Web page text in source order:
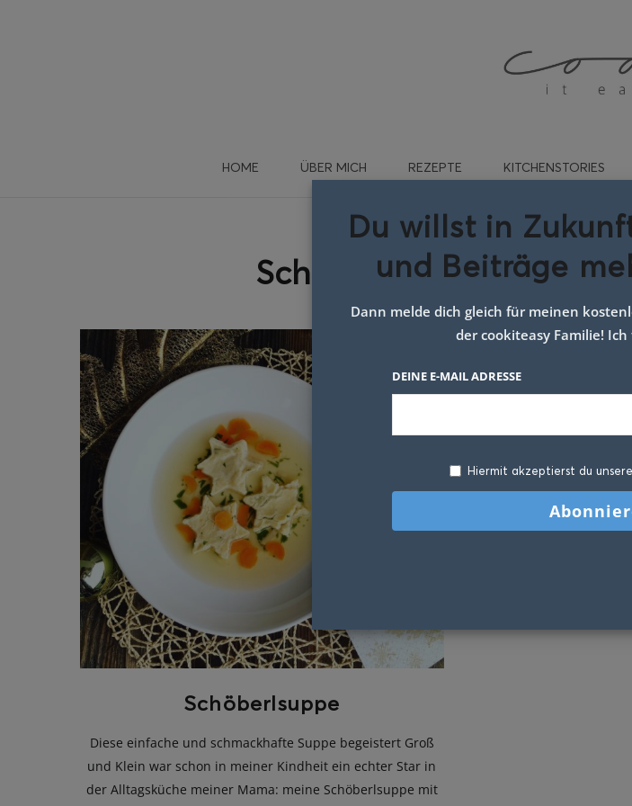
HOME ÜBER MICH REZEPTE KITCHENSTORIES
Schlagwort:
Schöberlsuppe
Diese einfache und schmackhafte Suppe begeistert Groß
und Klein war schon in meiner Kindheit ein echter Star in
der Alltagsküche meiner Mama: meine Schöberlsuppe mit
Du willst in
und Beiträge
Dann melde dich gleich für meinen
der cookiteasy Familie!
DEINE E-MAIL ADRESSE
Hiermit akzeptierst du